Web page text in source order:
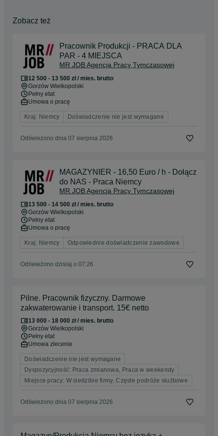
Rekruterzy Legnica – PRACA DOLNY ŚLĄSK
– Monika: +48 698 713 016
Rekruterzy Wrocław – PRACA DOLNY ŚLĄSK
Rekruterzy Toruń – PRACA KUJAWSKO-POMORSKIE
– Jakub: +48 506 119 039
Nie czekaj – już dziś zacznij pracę z MR JOB!
Zobacz też
Pracownik Produkcji - PRACA DLA
PAR - 4 MIEJSCA
MR JOB Agencja Pracy Tymczasowej
12 500 - 13 500 zł / mies. brutto
Gorzów Wielkopolski
Pełny etat
Umowa o pracę
Kraj: Niemcy Doświadczenie nie jest wymagane
Odświeżono dnia 07 sierpnia 2026
MAGAZYNIER - 16,50 Euro / h - Dołącz
do NAS - Praca Niemcy
MR JOB Agencja Pracy Tymczasowej
13 500 - 14 500 zł / mies. brutto
Gorzów Wielkopolski
Pełny etat
Umowa o pracę
Kraj: Niemcy Odpowiednie doświadczenie zawodowe
Odświeżono dzisiaj o 07:26
Pilne. Pracownik fizyczny. Darmowe
zakwaterowanie i transport. 15€ netto
13 000 - 18 000 zł / mies. brutto
Gorzów Wielkopolski
Pełny etat
Umowa zlecenie
Doświadczenie nie jest wymagane
Dyspozycyjność: Praca zmianowa, Praca w weekendy
Miejsce pracy: W siedzibie firmy, Częste podróże służbowe
Odświeżono dnia 07 sierpnia 2026